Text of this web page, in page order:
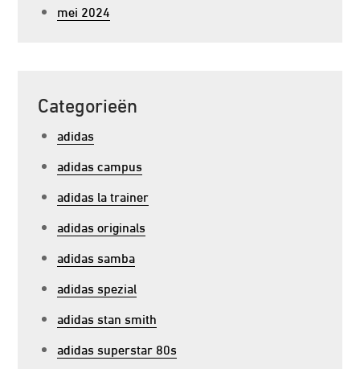
mei 2024
Categorieën
adidas
adidas campus
adidas la trainer
adidas originals
adidas samba
adidas spezial
adidas stan smith
adidas superstar 80s